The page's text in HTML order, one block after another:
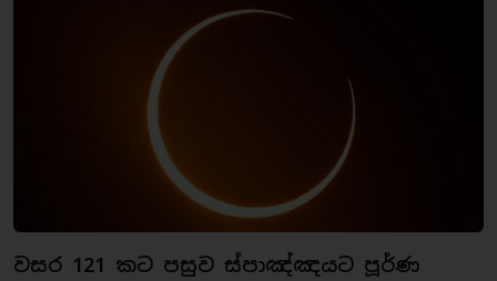
වසර 121 කට පසුව ස්පාඤ්ඤයට පූර්ණ